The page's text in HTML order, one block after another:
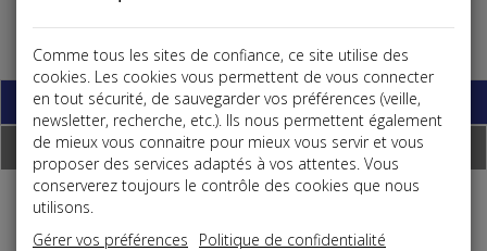
Base documentaire
Dépêches
Liste des dernières dépêches
Comme tous les sites de confiance, ce site utilise des
cookies. Les cookies vous permettent de vous connecter
en tout sécurité, de sauvegarder vos préférences (veille,
newsletter, recherche, etc.). Ils nous permettent également
de mieux vous connaitre pour mieux vous servir et vous
proposer des services adaptés à vos attentes. Vous
conserverez toujours le contrôle des cookies que nous
utilisons.
Gérer vos préférences
Politique de confidentialité